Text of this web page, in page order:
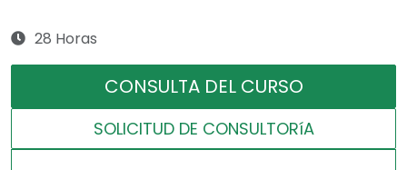
28 Horas
CONSULTA DEL CURSO
SOLICITUD DE CONSULTORíA